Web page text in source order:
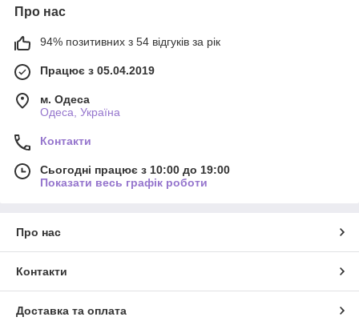
Про нас
94% позитивних з 54 відгуків за рік
Працює з 05.04.2019
м. Одеса
Одеса, Україна
Контакти
Сьогодні працює з 10:00 до 19:00
Показати весь графік роботи
Про нас
Контакти
Доставка та оплата